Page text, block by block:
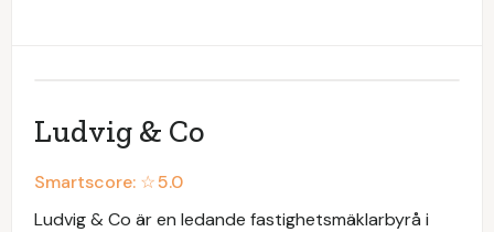
Ludvig & Co
Smartscore: ☆5.0
Ludvig & Co är en ledande fastighetsmäklarbyrå i